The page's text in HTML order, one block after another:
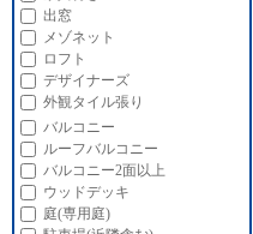
出窓
メゾネット
ロフト
デザイナーズ
外観タイル張り
バルコニー
ルーフバルコニー
バルコニー2面以上
ウッドデッキ
庭(専用庭)